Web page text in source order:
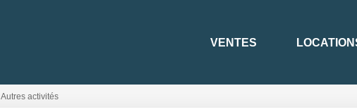
VENTES
Autres activités